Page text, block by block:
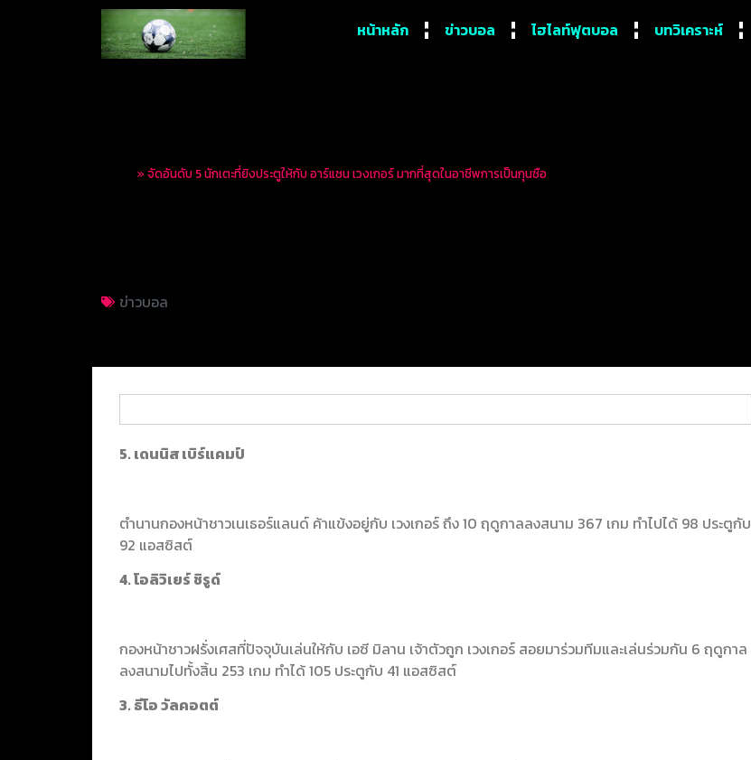
หน้าหลัก ข่าวบอล ไฮไลท์ฟุตบอล บทวิเคราะห์
» จัดอันดับ 5 นักเตะที่ยิงประตูให้กับ อาร์แซน เวงเกอร์ มากที่สุดในอาชีพการเป็นกุนซือ
ข่าวบอล
5. เดนนิส เบิร์แคมป์
ตำนานกองหน้าชาวเนเธอร์แลนด์ ค้าแข้งอยู่กับ เวงเกอร์ ถึง 10 ฤดูกาลลงสนาม 367 เกม ทำไปได้ 98 ประตูกับ
92 แอสซิสต์
4. โอลิวิเยร์ ชิรูด์
กองหน้าชาวฝรั่งเศสที่ปัจจุบันเล่นให้กับ เอซี มิลาน เจ้าตัวถูก เวงเกอร์ สอยมาร่วมทีมและเล่นร่วมกัน 6 ฤดูกาล
ลงสนามไปทั้งสิ้น 253 เกม ทำได้ 105 ประตูกับ 41 แอสซิสต์
3. ธีโอ วัลคอตต์